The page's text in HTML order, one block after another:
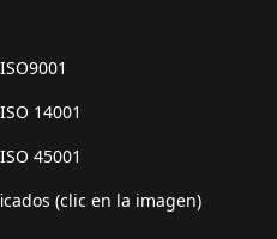
14001
45001
(clic en la imagen)